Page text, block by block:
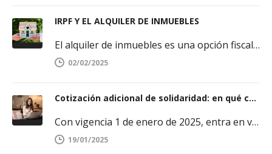
IRPF Y EL ALQUILER DE INMUEBLES
El alquiler de inmuebles es una opción fiscal interesante a estudiar por propietarios de dichos bienes. En nuestro blog hemos…
02/02/2025
Cotización adicional de solidaridad: en qué consiste y a quién afecta
Con vigencia 1 de enero de 2025, entra en vigor la llamada “cotización adicional de solidaridad”, dirigida a los trabajadores cuya…
19/01/2025